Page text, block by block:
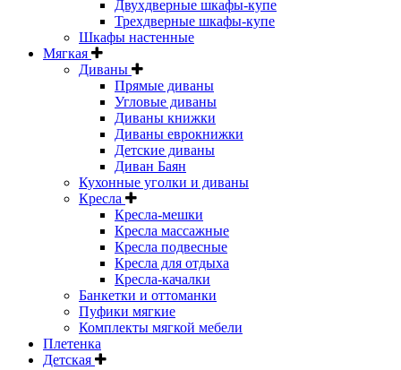
Двухдверные шкафы-купе
Трехдверные шкафы-купе
Шкафы настенные
Мягкая
Диваны
Прямые диваны
Угловые диваны
Диваны книжки
Диваны еврокнижки
Детские диваны
Диван Баян
Кухонные уголки и диваны
Кресла
Кресла-мешки
Кресла массажные
Кресла подвесные
Кресла для отдыха
Кресла-качалки
Банкетки и оттоманки
Пуфики мягкие
Комплекты мягкой мебели
Плетенка
Детская